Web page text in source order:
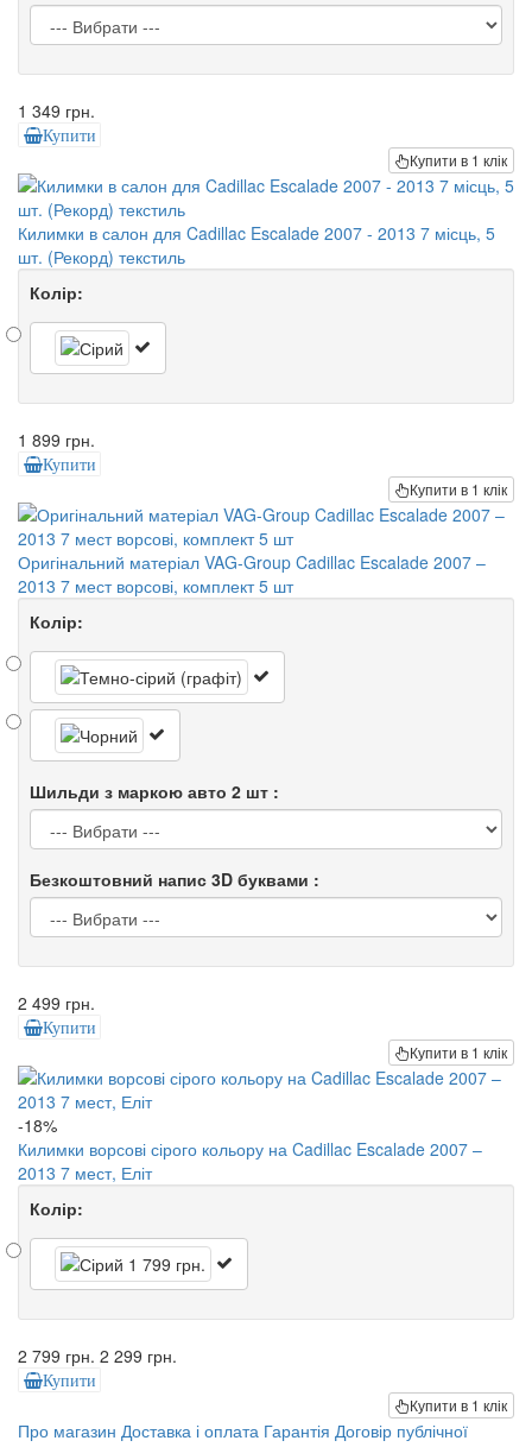
1 349 грн.
Купити
Купити в 1 клік
Килимки в салон для Cadillac Escalade 2007 - 2013 7 місць, 5
шт. (Рекорд) текстиль
Колір:
1 899 грн.
Купити
Купити в 1 клік
Оригінальний матеріал VAG-Group Cadillac Escalade 2007 –
2013 7 мест ворсові, комплект 5 шт
Колір:
Шильди з маркою авто 2 шт :
Безкоштовний напис 3D буквами :
2 499 грн.
Купити
Купити в 1 клік
-18%
Килимки ворсові сірого кольору на Cadillac Escalade 2007 –
2013 7 мест, Еліт
Колір:
2 799 грн. 2 299 грн.
Купити
Купити в 1 клік
Про магазин Доставка і оплата Гарантія Договір публічної